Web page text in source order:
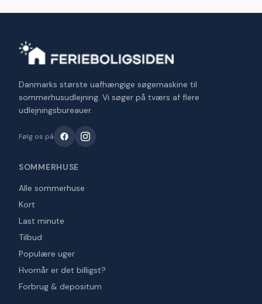
Danmarks største uafhængige søgemaskine til
sommerhusudlejning. Vi søger på tværs af flere
udlejningsbureauer.
Følg os på
SOMMERHUSE
Alle sommerhuse
Kort
Last minute
Tilbud
Populære uger
Hvornår er det billigst?
Forbrug & depositum